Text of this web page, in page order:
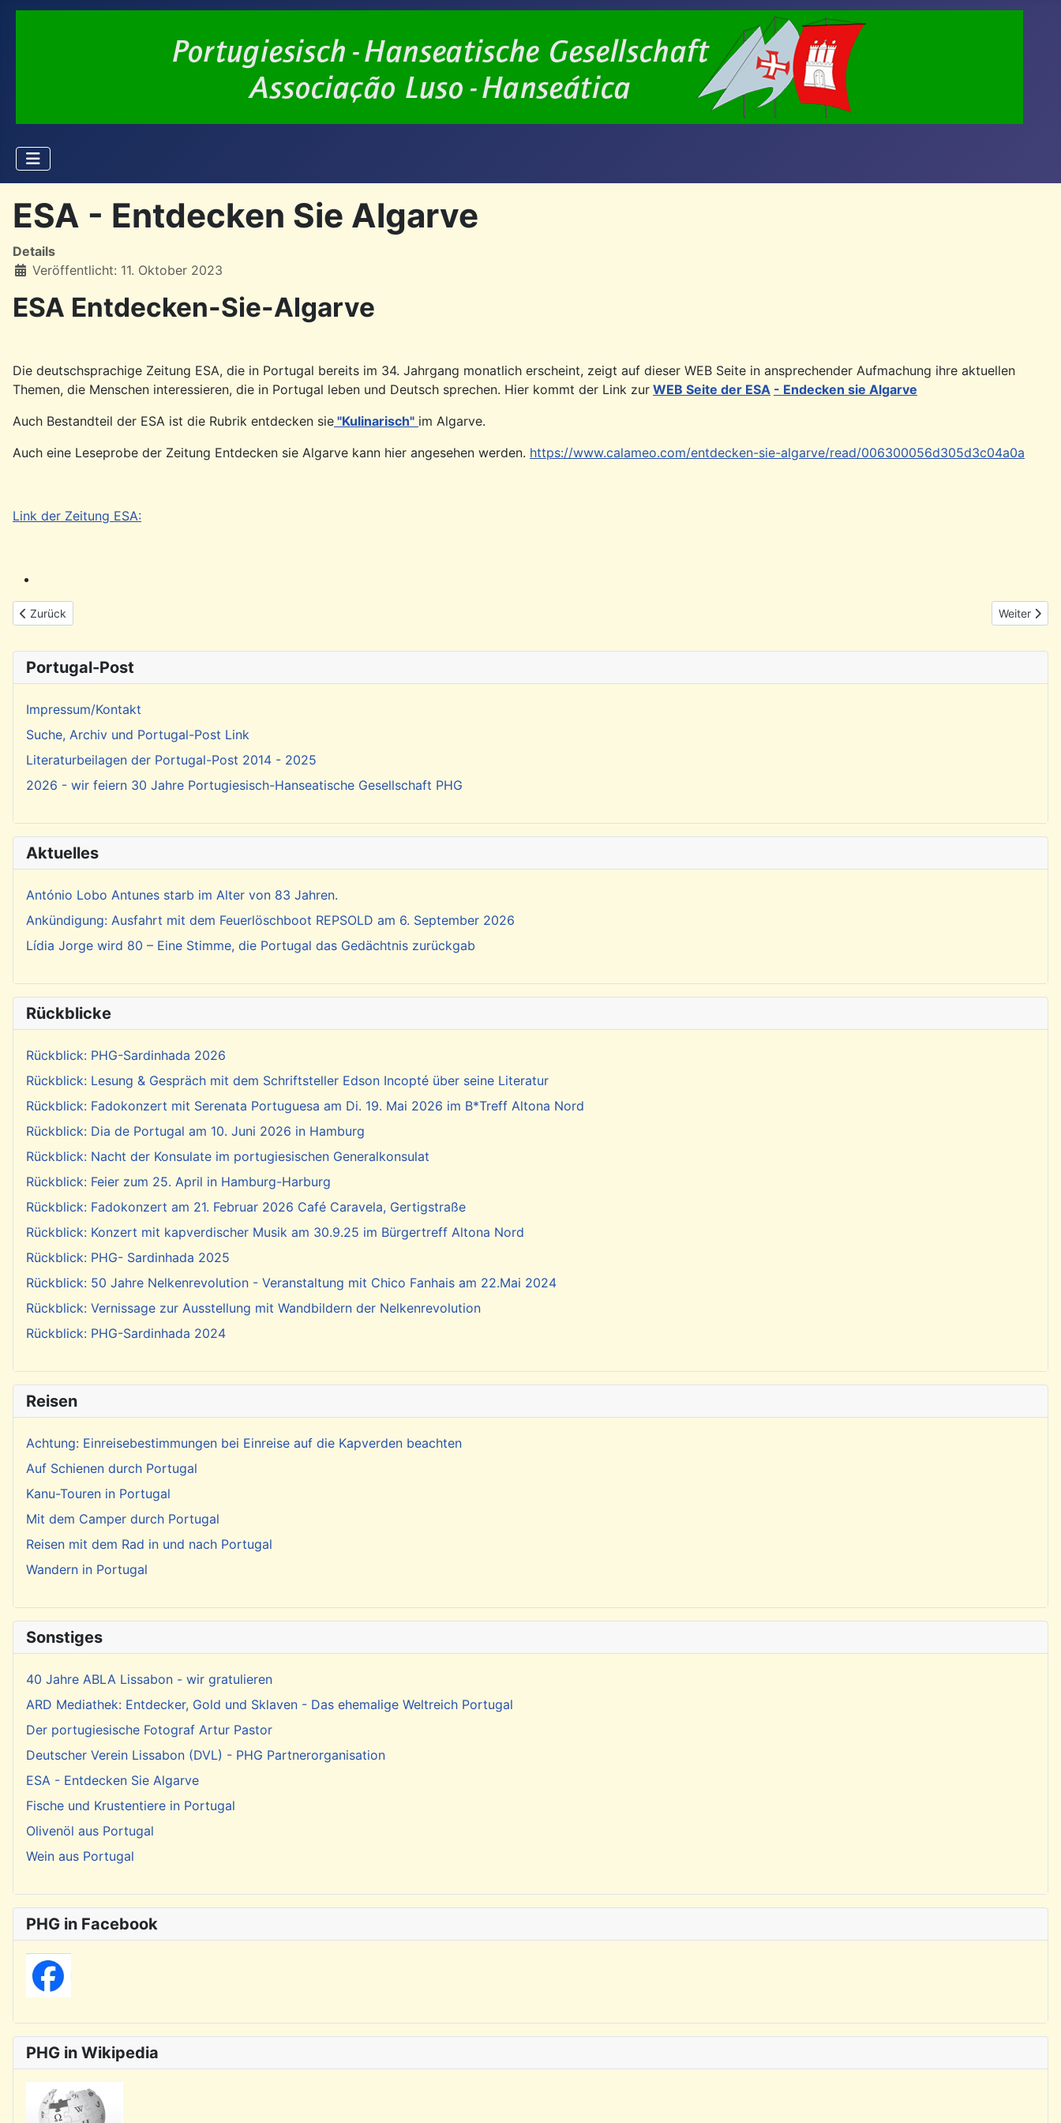
ESA - Entdecken Sie Algarve
Details
Veröffentlicht: 11. Oktober 2023
ESA Entdecken-Sie-Algarve
Die deutschsprachige Zeitung ESA, die in Portugal bereits im 34. Jahrgang monatlich erscheint, zeigt auf dieser WEB Seite in ansprechender Aufmachung ihre aktuellen
Themen, die Menschen interessieren, die in Portugal leben und Deutsch sprechen. Hier kommt der Link zur WEB Seite der ESA - Endecken sie Algarve
Auch Bestandteil der ESA ist die Rubrik entdecken sie "Kulinarisch" im Algarve.
Auch eine Leseprobe der Zeitung Entdecken sie Algarve kann hier angesehen werden. https://www.calameo.com/entdecken-sie-algarve/read/006300056d305d3c04a0a
Link der Zeitung ESA:
Vorheriger Beitrag: Deutscher Verein Lissabon (DVL) - PHG Partnerorganisation
Zurück Nächster
Weiter
Portugal-Post
Impressum/Kontakt
Suche, Archiv und Portugal-Post Link
Literaturbeilagen der Portugal-Post 2014 - 2025
2026 - wir feiern 30 Jahre Portugiesisch-Hanseatische Gesellschaft PHG
Aktuelles
António Lobo Antunes starb im Alter von 83 Jahren.
Ankündigung: Ausfahrt mit dem Feuerlöschboot REPSOLD am 6. September 2026
Lídia Jorge wird 80 – Eine Stimme, die Portugal das Gedächtnis zurückgab
Rückblicke
Rückblick: PHG-Sardinhada 2026
Rückblick: Lesung & Gespräch mit dem Schriftsteller Edson Incopté über seine Literatur
Rückblick: Fadokonzert mit Serenata Portuguesa am Di. 19. Mai 2026 im B*Treff Altona Nord
Rückblick: Dia de Portugal am 10. Juni 2026 in Hamburg
Rückblick: Nacht der Konsulate im portugiesischen Generalkonsulat
Rückblick: Feier zum 25. April in Hamburg-Harburg
Rückblick: Fadokonzert am 21. Februar 2026 Café Caravela, Gertigstraße
Rückblick: Konzert mit kapverdischer Musik am 30.9.25 im Bürgertreff Altona Nord
Rückblick: PHG- Sardinhada 2025
Rückblick: 50 Jahre Nelkenrevolution - Veranstaltung mit Chico Fanhais am 22.Mai 2024
Rückblick: Vernissage zur Ausstellung mit Wandbildern der Nelkenrevolution
Rückblick: PHG-Sardinhada 2024
Reisen
Achtung: Einreisebestimmungen bei Einreise auf die Kapverden beachten
Auf Schienen durch Portugal
Kanu-Touren in Portugal
Mit dem Camper durch Portugal
Reisen mit dem Rad in und nach Portugal
Wandern in Portugal
Sonstiges
40 Jahre ABLA Lissabon - wir gratulieren
ARD Mediathek: Entdecker, Gold und Sklaven - Das ehemalige Weltreich Portugal
Der portugiesische Fotograf Artur Pastor
Deutscher Verein Lissabon (DVL) - PHG Partnerorganisation
ESA - Entdecken Sie Algarve
Fische und Krustentiere in Portugal
Olivenöl aus Portugal
Wein aus Portugal
PHG in Facebook
PHG in Wikipedia